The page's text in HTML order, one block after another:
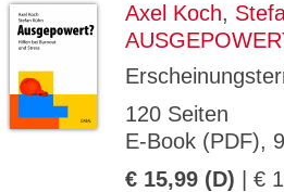
Axel Koch,
120 Seiten
E-Book (PDF),
€ 15,99 (D) | €